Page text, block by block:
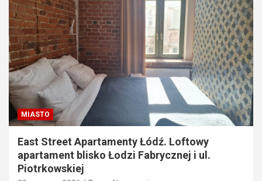
MIASTO
East Street Apartamenty Łódź. Loftowy
apartament blisko Łodzi Fabrycznej i ul.
Piotrkowskiej